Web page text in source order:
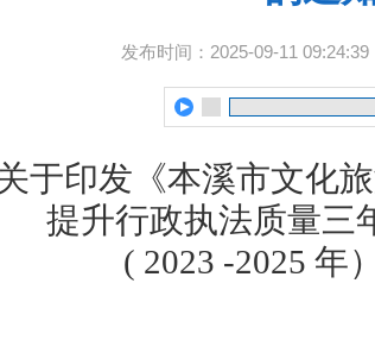
发布时间：2025-09-11 09:24:39
于印发 《本溪市文化
提升行政执法质量三
( 2023 -2025 年）